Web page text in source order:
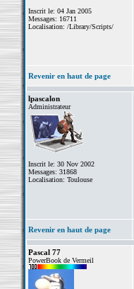
Inscrit le: 04 Jan 2005
Messages: 16711
Localisation: /Library/Scripts/
Revenir en haut de page
lpascalon
Administrateur
Inscrit le: 30 Nov 2002
Messages: 31868
Localisation: Toulouse
Revenir en haut de page
Pascal 77
PowerBook de Vermeil